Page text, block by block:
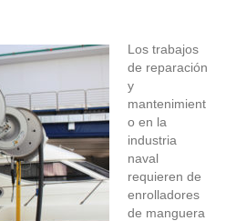
Los trabajos
de reparación
y
mantenimient
o en la
industria
naval
requieren de
enrolladores
de manguera